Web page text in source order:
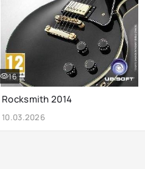
Rocksmith 2014
10.03.2026
16